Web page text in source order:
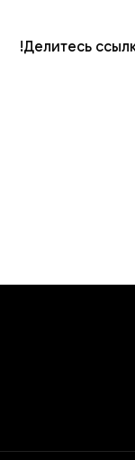
Делитесь